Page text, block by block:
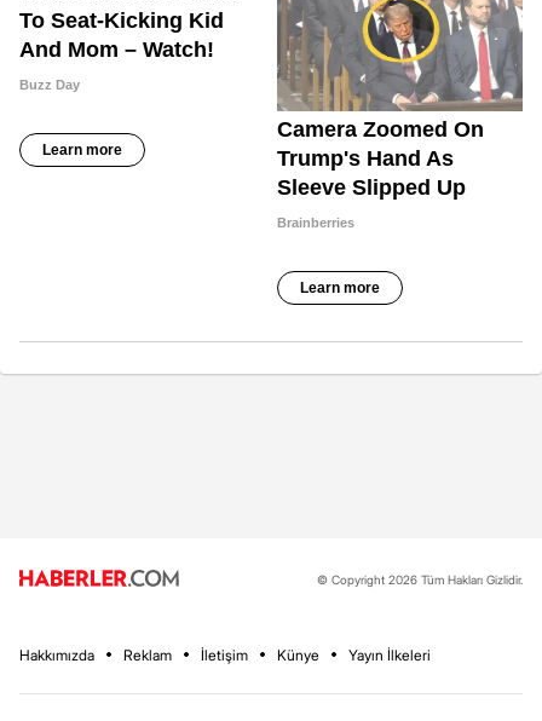
© Copyright 2026 Tüm Hakları Gizlidir.
Hakkımızda Reklam İletişim Künye Yayın İlkeleri